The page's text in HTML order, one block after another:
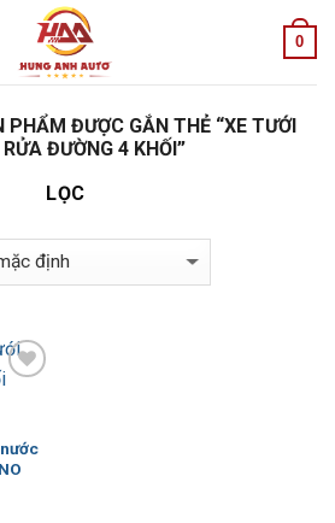
0
PHẨM ĐƯỢC GẮN THẺ “XE TƯỚI
ĐƯỜNG 4 KHỐI”
LỌC